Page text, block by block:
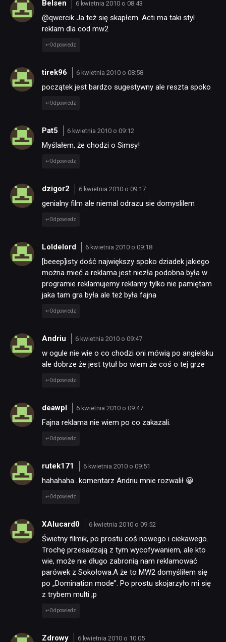
Belsen 6 kwietnia 2010 o 08:43
@qwercik Ja też się skapłem. Acti ma taki styl
reklam dla cod mw2
Odpowiedz
tirek96 6 kwietnia 2010 o 08:58
początek jest bardzo sugestywny ale reszta spoko
Odpowiedz
Pat5 6 kwietnia 2010 o 09:12
Myślałem, że chodzi o Simsy!
Odpowiedz
dzigor2 6 kwietnia 2010 o 09:17
genialny film ale niemal odrazu sie domyslilem
Odpowiedz
Loldelord 6 kwietnia 2010 o 09:18
[beeep]isty dość największy spoko dziadek jakiego
można mieć a reklama jest niezła podobna była w
programie reklamujemy reklamy tylko nie pamiętam
jaka tam gra była ale też była fajna
Odpowiedz
Andriu 6 kwietnia 2010 o 09:47
w ogule nie wie o co chodzi oni mówią po angielsku
ale dobrze że jest tytuł bo wiem że coś o tej grze
Odpowiedz
deawpl 6 kwietnia 2010 o 09:47
Fajna reklama nie wiem po co zakazali.
Odpowiedz
rutek171 6 kwietnia 2010 o 09:51
hahahaha…komentarz Andriu mnie rozwalił 😀
Odpowiedz
XAlucard0 6 kwietnia 2010 o 09:52
Świetny filmik, po prostu coś nowego i ciekawego.
Trochę przesadzają z tym wycofywaniem, ale kto
wie, może nie długo zabronią nam reklamować
parówek z Sokołowa.A że to MW2 domyśliłem się
po „Domination mode”. Po prostu skojarzyło mi się
z trybem multi ;p
Odpowiedz
Zdrowy 6 kwietnia 2010 o 10:05